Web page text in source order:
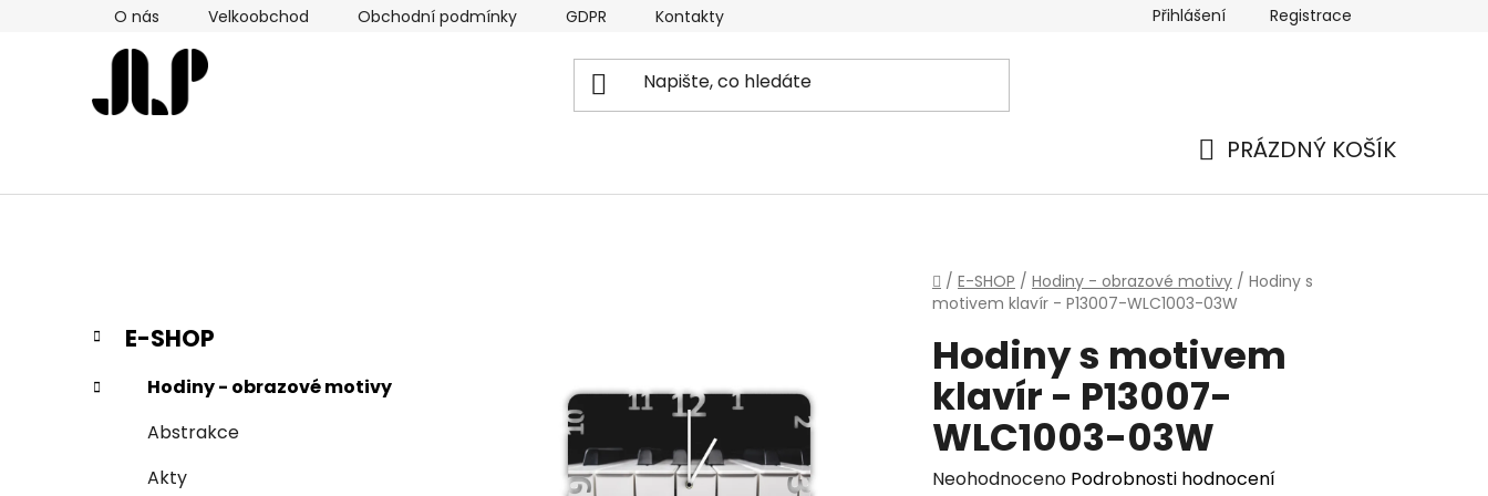
O nás Velkoobchod Obchodní podmínky GDPR Kontakty Přihlášení Registrace
PRÁZDNÝ KOŠÍK
Domů
/ E-SHOP / Hodiny - obrazové motivy / Hodiny s
motivem klavír - P13007-WLC1003-03W
P
s
Přeskočit
kategorie
K
a
t
e
E-SHOP
Hodiny - obrazové motivy
Abstrakce
Akty
Hodiny s motivem
klavír - P13007-
WLC1003-03W
Průměrné
Neohodnoceno Podrobnosti hodnocení